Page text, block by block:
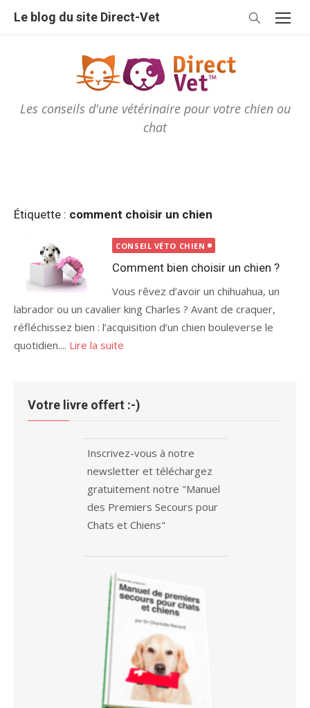
Les conseils d'une vétérinaire pour votre chien ou
chat
Le blog du site Direct-Vet
Étiquette : comment choisir un chien
CONSEIL VÉTO CHIEN
Comment bien choisir un chien ?
Vous rêvez d’avoir un chihuahua, un
labrador ou un cavalier king Charles ? Avant de craquer,
réfléchissez bien : l’acquisition d’un chien bouleverse le
quotidien.... Lire la suite
Votre livre offert :-)
Inscrivez-vous à notre
newsletter et téléchargez
gratuitement notre "Manuel
des Premiers Secours pour
Chats et Chiens"